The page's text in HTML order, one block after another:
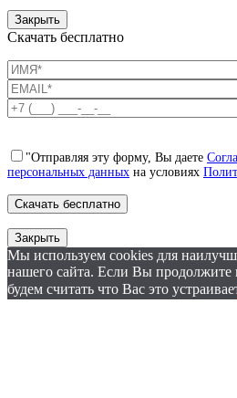
Закрыть
Скачать бесплатно
"Отправляя эту форму, Вы даете
персональных данных на условиях
Закрыть
Мы используем cookies для
нашего сайта. Если Вы продолжите
будем считать что Вас это